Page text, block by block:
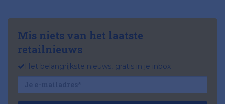
Mis niets van het laatste
retailnieuws
Het belangrijkste nieuws, gratis in je inbox